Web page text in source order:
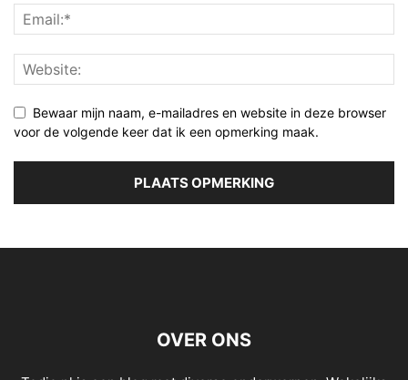
Bewaar mijn naam, e-mailadres en website in deze browser
voor de volgende keer dat ik een opmerking maak.
OVER ONS